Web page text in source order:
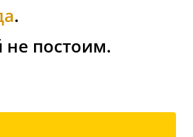
.
постоим.